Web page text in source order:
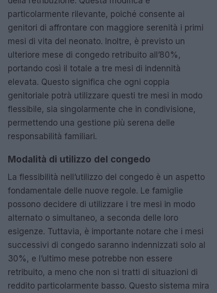
particolarmente rilevante, poiché consente ai
genitori di affrontare con maggiore serenità i primi
mesi di vita del neonato. Inoltre, è previsto un
ulteriore mese di congedo retribuito all’80%,
portando così il totale a tre mesi di indennità
elevata. Questo significa che ogni coppia
genitoriale potrà utilizzare questi tre mesi in modo
flessibile, sia singolarmente che in condivisione,
permettendo una gestione più serena delle
responsabilità familiari.
Modalità di utilizzo del congedo
La flessibilità nell’utilizzo del congedo è un aspetto
fondamentale delle nuove regole. Le famiglie
possono decidere di utilizzare i tre mesi in modo
alternato o simultaneo, a seconda delle loro
esigenze. Tuttavia, è importante notare che i mesi
successivi di congedo saranno indennizzati solo al
30%, e l’ultimo mese potrebbe non essere
retribuito, a meno che non si tratti di situazioni di
reddito particolarmente basso. Questo sistema mira